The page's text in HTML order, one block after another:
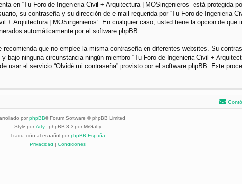
en “Tu Foro de Ingenieria Civil + Arquitectura | MOSingenieros” está protegida
su contraseña y su dirección de e-mail requerida por “Tu Foro de Ingenieria
+ Arquitectura | MOSingenieros”. En cualquier caso, usted tiene la opción de
automáticamente por el software phpBB.
que no emplee la misma contraseña en diferentes websites. Su
bajo ninguna circunstancia ningún miembro “Tu Foro de Ingenieria Civil +
usar el servicio “Olvidé mi contraseña” provisto por el software phpBB. Este
por phpBB® Forum Software © phpBB Limited
Style por Arty - phpBB 3.3 por MrGaby
Traducción al español por phpBB España
Privacidad | Condiciones